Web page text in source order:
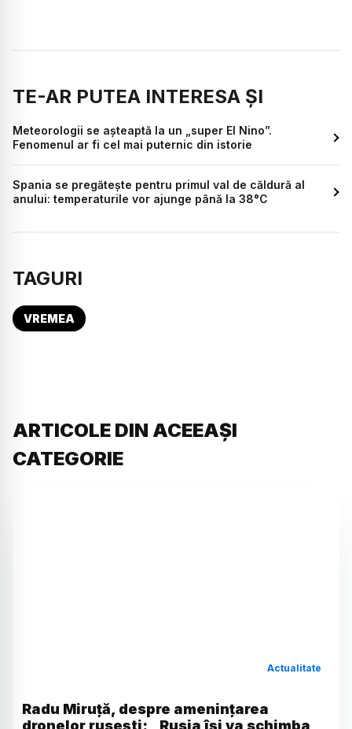
TE-AR PUTEA INTERESA ȘI
Meteorologii se așteaptă la un „super El Nino”.
Fenomenul ar fi cel mai puternic din istorie
Spania se pregătește pentru primul val de căldură al
anului: temperaturile vor ajunge până la 38°C
TAGURI
VREMEA
ARTICOLE DIN ACEEAȘI
CATEGORIE
Actualitate
Radu Miruță, despre amenințarea
dronelor rusești: „Rusia își va schimba